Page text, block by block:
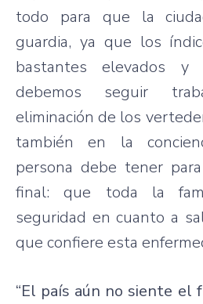
todo para que la
guardia, ya que los
bastantes elevados
debemos seguir
eliminación de los
también en la
persona debe tener
final: que toda la
seguridad en cuanto a
que confiere esta
“El país aún no siente